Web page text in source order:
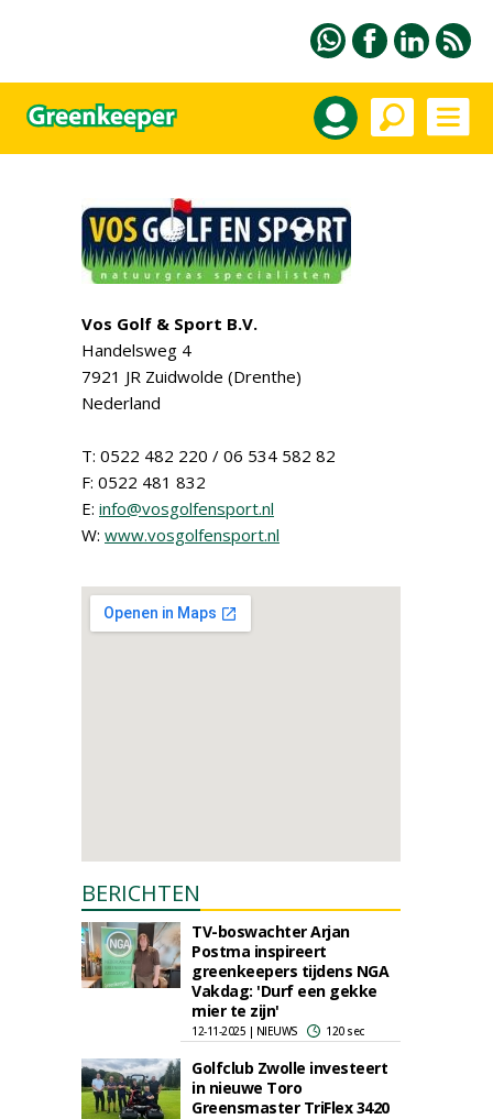
Vos Golf & Sport B.V.
Handelsweg 4
7921 JR Zuidwolde (Drenthe)
Nederland
T: 0522 482 220 / 06 534 582 82
F: 0522 481 832
E: info@vosgolfensport.nl
W: www.vosgolfensport.nl
BERICHTEN
TV-boswachter Arjan
Postma inspireert
greenkeepers tijdens NGA
Vakdag: 'Durf een gekke
mier te zijn'
12-11-2025 | NIEUWS 120 sec
Golfclub Zwolle investeert
in nieuwe Toro
Greensmaster TriFlex 3420